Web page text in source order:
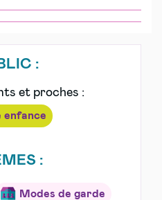
:
et proches :
enfance
:
Modes de garde